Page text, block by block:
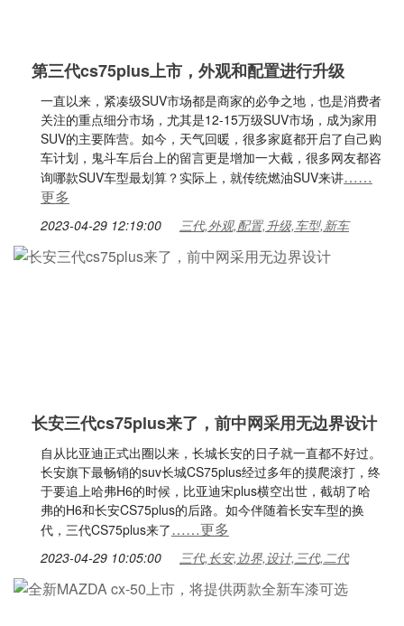
第三代cs75plus上市，外观和配置进行升级
一直以来，紧凑级SUV市场都是商家的必争之地，也是消费者
关注的重点细分市场，尤其是12-15万级SUV市场，成为家用
SUV的主要阵营。如今，天气回暖，很多家庭都开启了自己购
车计划，鬼斗车后台上的留言更是增加一大截，很多网友都咨
询哪款SUV车型最划算？实际上，就传统燃油SUV来讲……
更多
2023-04-29 12:19:00 三代,外观,配置,升级,车型,新车
长安三代cs75plus来了，前中网采用无边界设计
自从比亚迪正式出圈以来，长城长安的日子就一直都不好过。
长安旗下最畅销的suv长城CS75plus经过多年的摸爬滚打，终
于要追上哈弗H6的时候，比亚迪宋plus横空出世，截胡了哈
弗的H6和长安CS75plus的后路。如今伴随着长安车型的换
代，三代CS75plus来了……更多
2023-04-29 10:05:00 三代,长安,边界,设计,三代,二代